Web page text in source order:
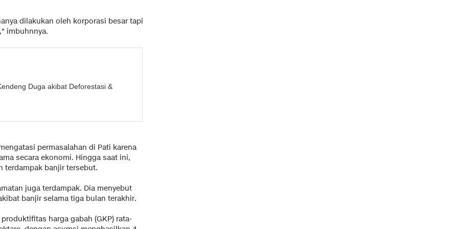
dilakukan oleh korporasi besar tapi
imbuhnnya.
Duga akibat Deforestasi &
permasalahan di Pati karena
secara ekonomi. Hingga saat ini,
terdampak banjir tersebut.
juga terdampak. Dia menyebut
banjir selama tiga bulan terakhir.
harga gabah (GKP) rata-